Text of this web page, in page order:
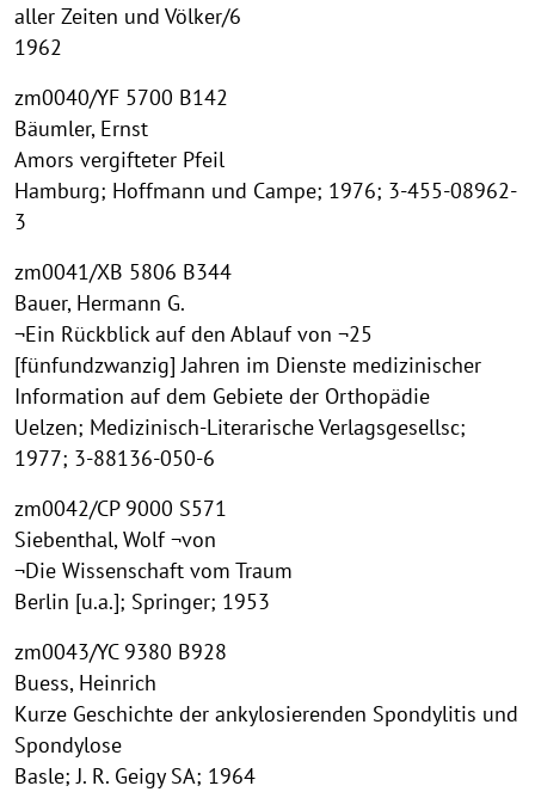
aller Zeiten und Völker/6
1962
zm0040/YF 5700 B142
Bäumler, Ernst
Amors vergifteter Pfeil
Hamburg; Hoffmann und Campe; 1976; 3-455-08962-
3
zm0041/XB 5806 B344
Bauer, Hermann G.
¬Ein Rückblick auf den Ablauf von ¬25
[fünfundzwanzig] Jahren im Dienste medizinischer
Information auf dem Gebiete der Orthopädie
Uelzen; Medizinisch-Literarische Verlagsgesellsc;
1977; 3-88136-050-6
zm0042/CP 9000 S571
Siebenthal, Wolf ¬von
¬Die Wissenschaft vom Traum
Berlin [u.a.]; Springer; 1953
zm0043/YC 9380 B928
Buess, Heinrich
Kurze Geschichte der ankylosierenden Spondylitis und
Spondylose
Basle; J. R. Geigy SA; 1964